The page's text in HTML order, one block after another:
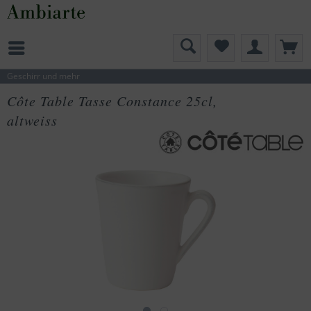
Geschirr und mehr
Côte Table Tasse Constance 25cl,
altweiss